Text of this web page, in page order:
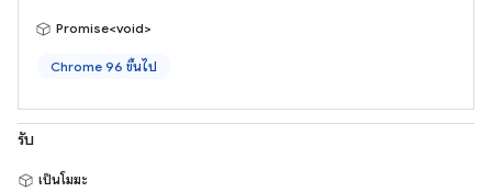
Promise<void>
Chrome 96 ขึ้นไป
รับ
เป็นโมฆะ